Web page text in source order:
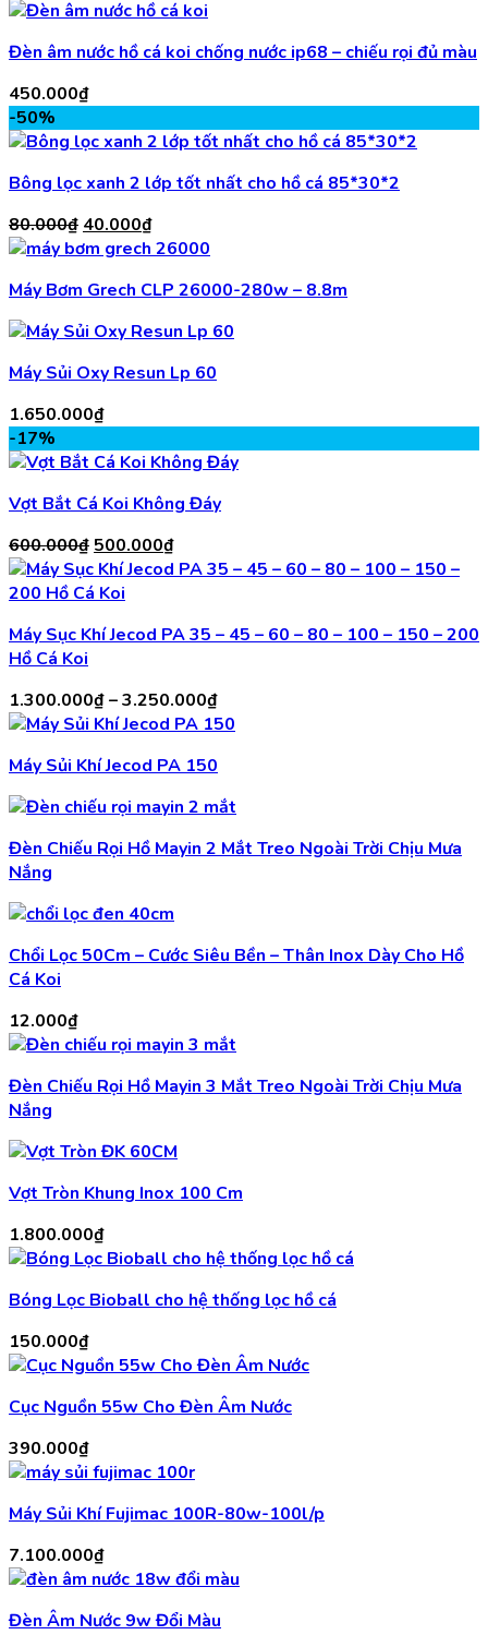
Đèn âm nước hồ cá koi chống nước ip68 – chiếu rọi đủ màu
450.000₫
-50%
Bông lọc xanh 2 lớp tốt nhất cho hồ cá 85*30*2
80.000₫ Giá
gốc
80.000₫.
40.000₫Giá
hiện
là:
40.000₫.
Máy Bơm Grech CLP 26000-280w – 8.8m
Máy Sủi Oxy Resun Lp 60
1.650.000₫
-17%
Vợt Bắt Cá Koi Không Đáy
600.000₫ Giá
gốc
là:
500.000₫Giá
hiện
500.000₫.
Máy Sục Khí Jecod PA 35 – 45 – 60 – 80 – 100 – 150 – 200
Hồ Cá Koi
1.300.000₫–3.250.000₫Khoảng
giá:
1.300.000₫
đến
3.250.000₫
Máy Sủi Khí Jecod PA 150
Đèn Chiếu Rọi Hồ Mayin 2 Mắt Treo Ngoài Trời Chịu Mưa
Nắng
Chổi Lọc 50Cm – Cước Siêu Bền – Thân Inox Dày Cho Hồ
Cá Koi
12.000₫
Đèn Chiếu Rọi Hồ Mayin 3 Mắt Treo Ngoài Trời Chịu Mưa
Nắng
Vợt Tròn Khung Inox 100 Cm
1.800.000₫
Bóng Lọc Bioball cho hệ thống lọc hồ cá
150.000₫
Cục Nguồn 55w Cho Đèn Âm Nước
390.000₫
Máy Sủi Khí Fujimac 100R-80w-100l/p
7.100.000₫
Đèn Âm Nước 9w Đổi Màu